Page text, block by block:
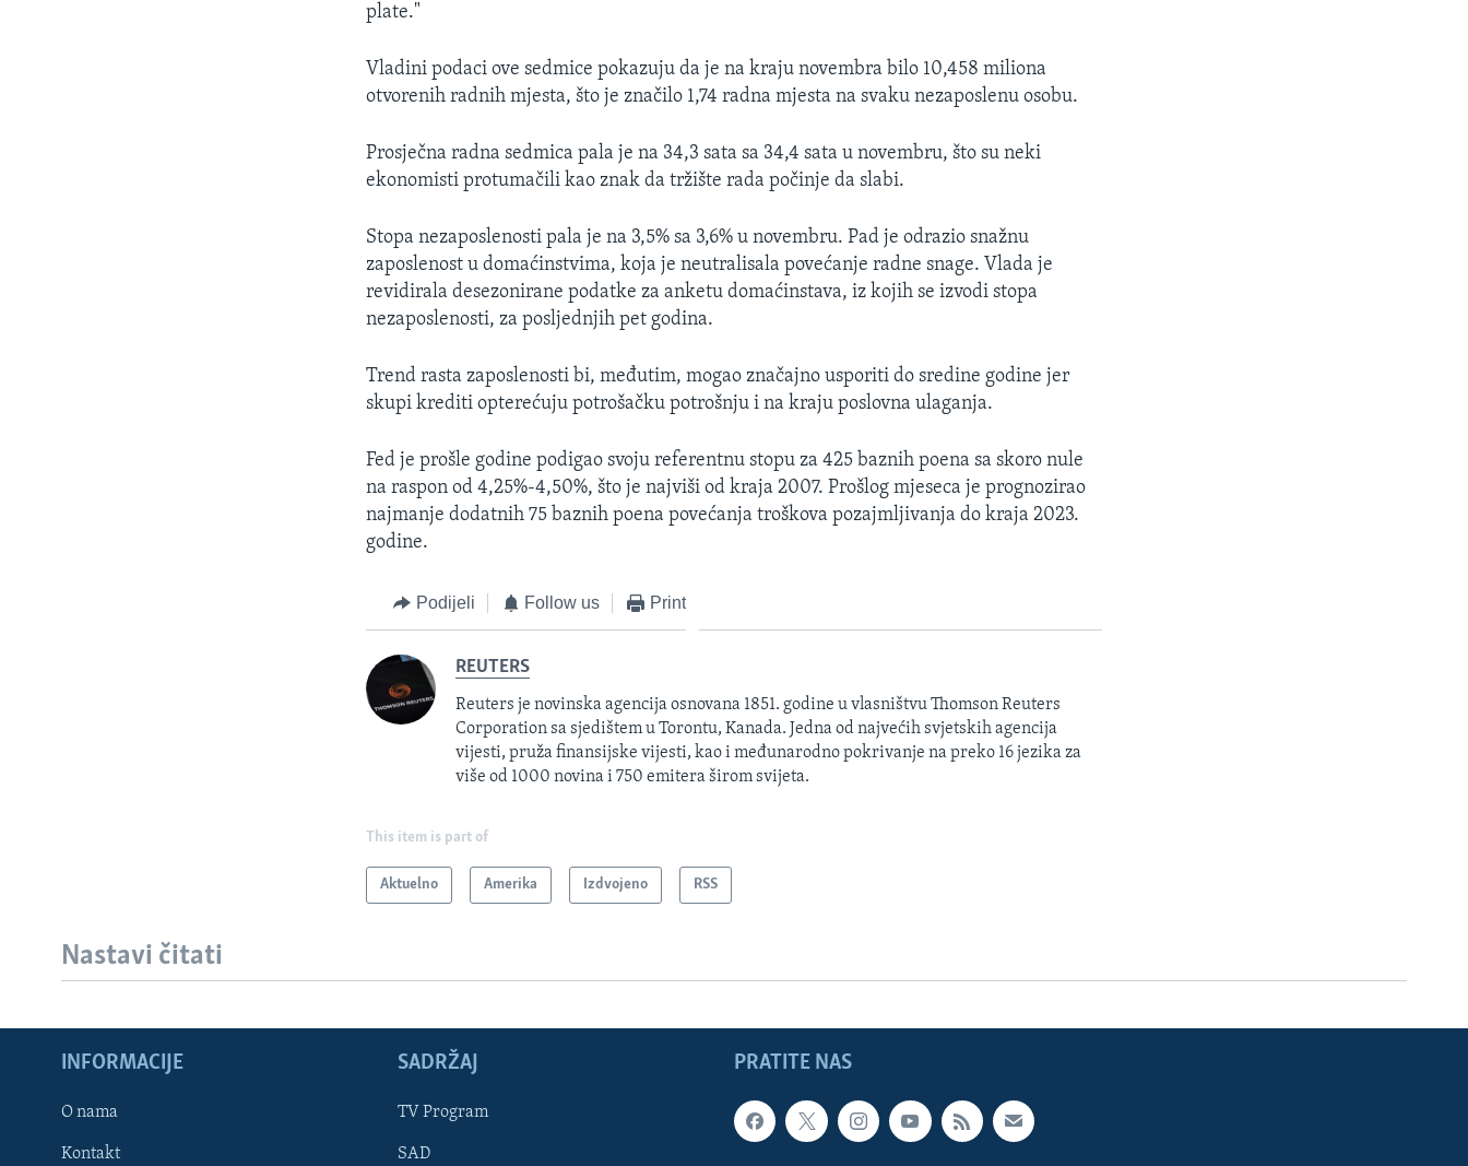
Learning English
plate."
Vladini podaci ove sedmice pokazuju da je na kraju novembra bilo 10,458 miliona
otvorenih radnih mjesta, što je značilo 1,74 radna mjesta na svaku nezaposlenu osobu.
Prosječna radna sedmica pala je na 34,3 sata sa 34,4 sata u novembru, što su neki
ekonomisti protumačili kao znak da tržište rada počinje da slabi.
Stopa nezaposlenosti pala je na 3,5% sa 3,6% u novembru. Pad je odrazio snažnu
zaposlenost u domaćinstvima, koja je neutralisala povećanje radne snage. Vlada je
revidirala desezonirane podatke za anketu domaćinstava, iz kojih se izvodi stopa
nezaposlenosti, za posljednjih pet godina.
Trend rasta zaposlenosti bi, međutim, mogao značajno usporiti do sredine godine jer
skupi krediti opterećuju potrošačku potrošnju i na kraju poslovna ulaganja.
Fed je prošle godine podigao svoju referentnu stopu za 425 baznih poena sa skoro nule
na raspon od 4,25%-4,50%, što je najviši od kraja 2007. Prošlog mjeseca je prognozirao
najmanje dodatnih 75 baznih poena povećanja troškova pozajmljivanja do kraja 2023.
godine.
Podijeli Follow us Print
REUTERS
Reuters je novinska agencija osnovana 1851. godine u vlasništvu Thomson Reuters
Corporation sa sjedištem u Torontu, Kanada. Jedna od najvećih svjetskih agencija
vijesti, pruža finansijske vijesti, kao i međunarodno pokrivanje na preko 16 jezika za
više od 1000 novina i 750 emitera širom svijeta.
This item is part of
Aktuelno Amerika Izdvojeno RSS
Nastavi čitati
PRATITE NAS
INFORMACIJE
O nama
Kontakt
SADRŽAJ
TV Program
SAD